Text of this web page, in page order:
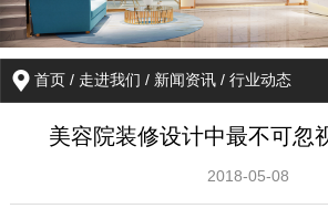
首页 / 走进我们 / 新闻资讯 /行业动态
美容院装修设计中最不可忽
2018-05-08